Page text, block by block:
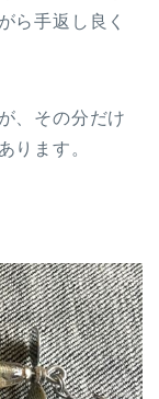
ら手返し良く
、その分だけ
ります。